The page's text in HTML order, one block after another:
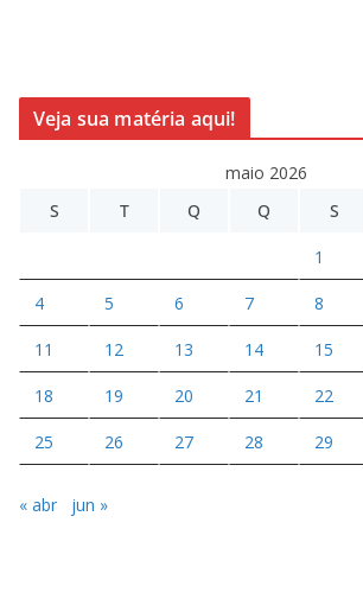
Veja sua matéria aqui!
maio 2026
S
T Q Q S
1
4 5 6 7 8
11 12 13 14 15
18 19 20 21 22
25 26 27 28 29
« abr jun »